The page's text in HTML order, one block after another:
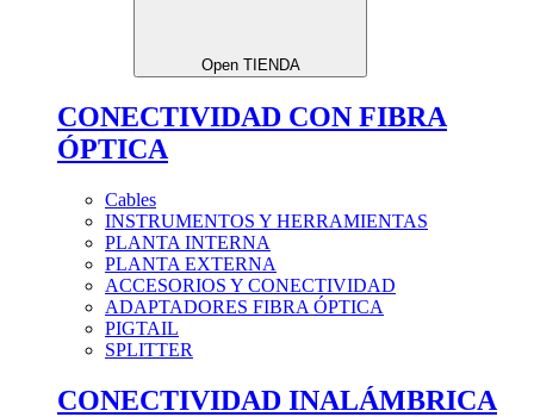
Open TIENDA
CONECTIVIDAD CON FIBRA
ÓPTICA
Cables
INSTRUMENTOS Y HERRAMIENTAS
PLANTA INTERNA
PLANTA EXTERNA
ACCESORIOS Y CONECTIVIDAD
ADAPTADORES FIBRA ÓPTICA
PIGTAIL
SPLITTER
CONECTIVIDAD INALÁMBRICA